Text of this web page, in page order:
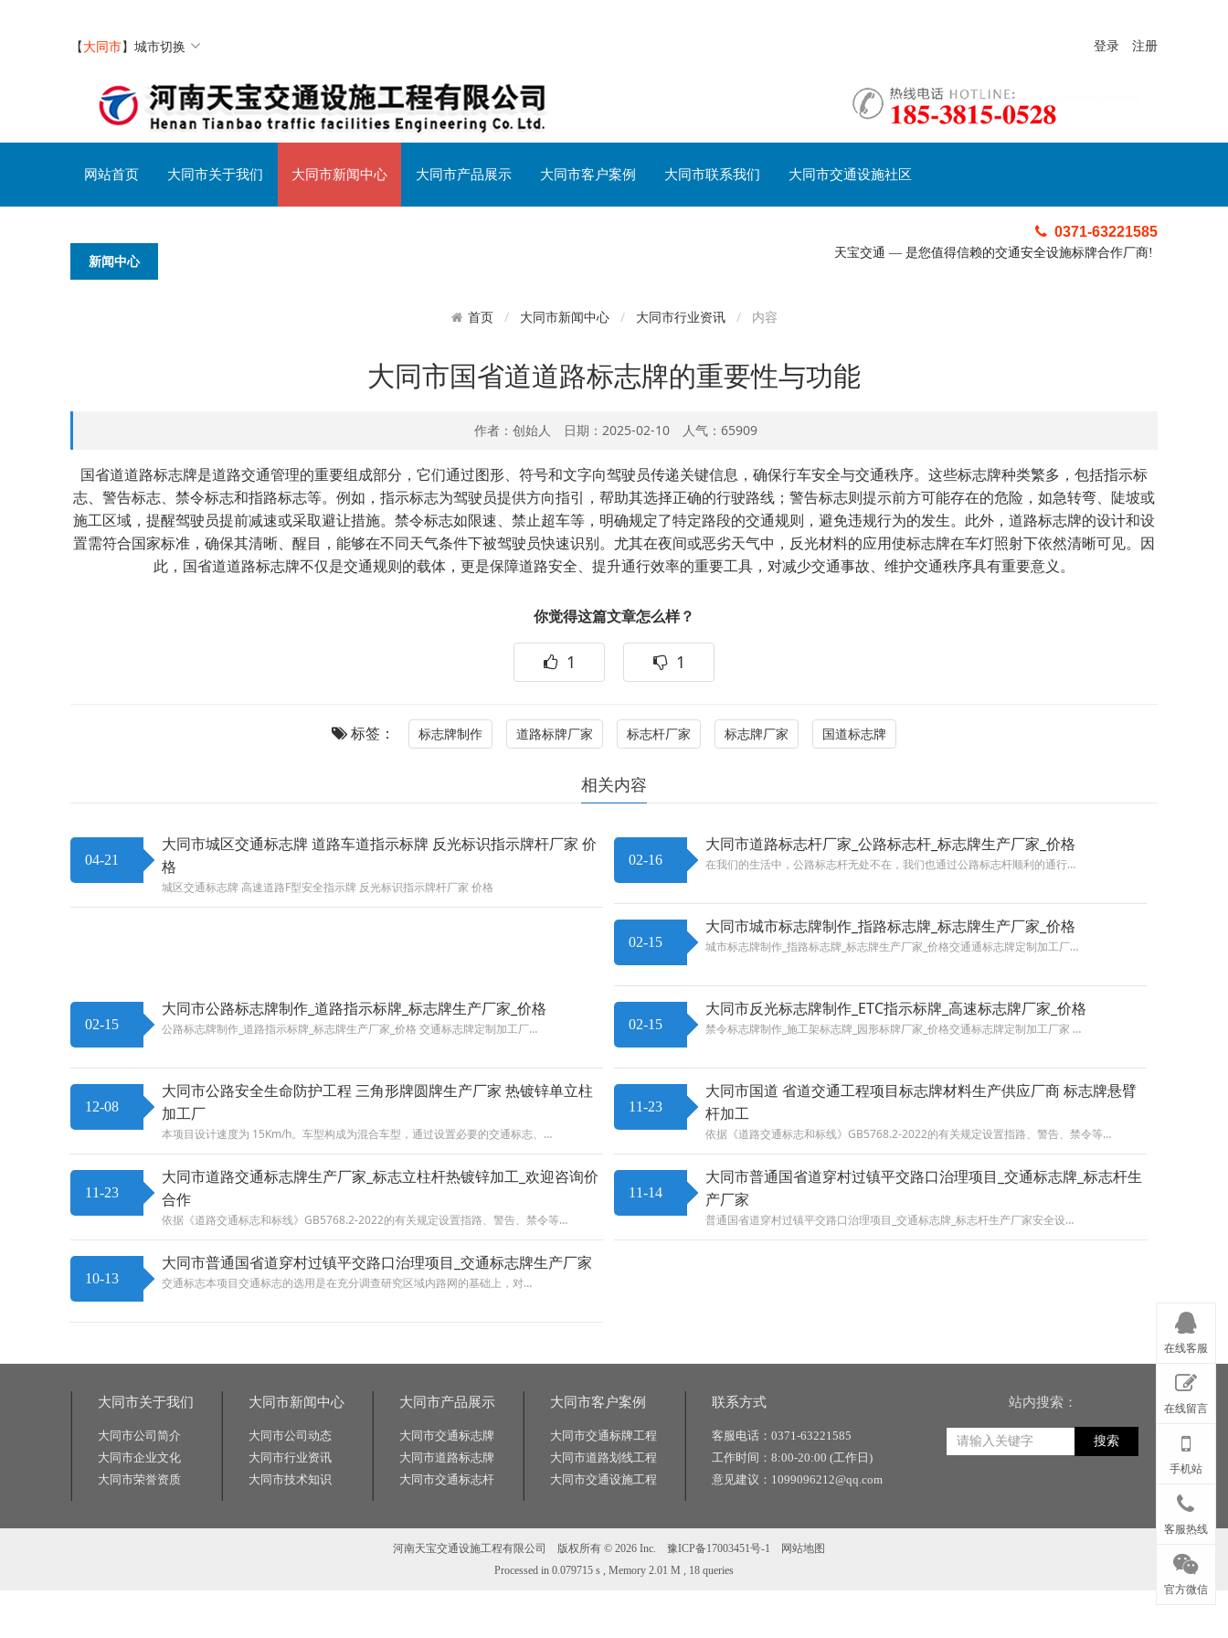
【大同市】 城市切换 登录 注册
网站首页 大同市关于我们 大同市新闻中心 大同市产品展示 大同市客户案例 大同市联系我们 大同市交通设施社区
新闻中心
0371-63221585
天宝交通 — 是您值得信赖的交通安全设施标牌合作厂商!
首页 大同市新闻中心 大同市行业资讯 内容
大同市国省道道路标志牌的重要性与功能
作者：创始人 日期：2025-02-10 人气：65909
国省道道路标志牌是道路交通管理的重要组成部分，它们通过图形、符号和文字向驾驶员传递关键信息，确保行车安全与交通秩序。这些标志牌种类繁多，包括指示标
志、警告标志、禁令标志和指路标志等。例如，指示标志为驾驶员提供方向指引，帮助其选择正确的行驶路线；警告标志则提示前方可能存在的危险，如急转弯、陡坡或
施工区域，提醒驾驶员提前减速或采取避让措施。禁令标志如限速、禁止超车等，明确规定了特定路段的交通规则，避免违规行为的发生。此外，道路标志牌的设计和设
置需符合国家标准，确保其清晰、醒目，能够在不同天气条件下被驾驶员快速识别。尤其在夜间或恶劣天气中，反光材料的应用使标志牌在车灯照射下依然清晰可见。因
此，国省道道路标志牌不仅是交通规则的载体，更是保障道路安全、提升通行效率的重要工具，对减少交通事故、维护交通秩序具有重要意义。
你觉得这篇文章怎么样？
1 1
标签： 标志牌制作 道路标牌厂家 标志杆厂家 标志牌厂家 国道标志牌
相关内容
04-21
大同市城区交通标志牌 道路车道指示标牌 反光标识指示牌杆厂家 价
格
城区交通标志牌 高速道路F型安全指示牌 反光标识指示牌杆厂家 价格
02-16
大同市道路标志杆厂家_公路标志杆_标志牌生产厂家_价格
在我们的生活中，公路标志杆无处不在，我们也通过公路标志杆顺利的通行…
02-15
大同市城市标志牌制作_指路标志牌_标志牌生产厂家_价格
城市标志牌制作_指路标志牌_标志牌生产厂家_价格交通通标志牌定制加工厂…
02-15
大同市公路标志牌制作_道路指示标牌_标志牌生产厂家_价格
公路标志牌制作_道路指示标牌_标志牌生产厂家_价格 交通标志牌定制加工厂… 02-15
大同市反光标志牌制作_ETC指示标牌_高速标志牌厂家_价格
禁令标志牌制作_施工架标志牌_园形标牌厂家_价格交通标志牌定制加工厂家 …
12-08
大同市公路安全生命防护工程 三角形牌圆牌生产厂家 热镀锌单立柱
加工厂
本项目设计速度为 15Km/h。车型构成为混合车型，通过设置必要的交通标志、…
11-23
大同市国道 省道交通工程项目标志牌材料生产供应厂商 标志牌悬臂
杆加工
依据《道路交通标志和标线》GB5768.2-2022的有关规定设置指路、警告、禁令等…
11-23
大同市道路交通标志牌生产厂家_标志立柱杆热镀锌加工_欢迎咨询价
合作
依据《道路交通标志和标线》GB5768.2-2022的有关规定设置指路、警告、禁令等…
11-14
大同市普通国省道穿村过镇平交路口治理项目_交通标志牌_标志杆生
产厂家
普通国省道穿村过镇平交路口治理项目_交通标志牌_标志杆生产厂家安全设…
10-13
大同市普通国省道穿村过镇平交路口治理项目_交通标志牌生产厂家
交通标志本项目交通标志的选用是在充分调查研究区域内路网的基础上，对…
大同市关于我们
大同市公司简介
大同市企业文化
大同市荣誉资质
大同市新闻中心
大同市公司动态
大同市行业资讯
大同市技术知识
大同市产品展示
大同市交通标志牌
大同市道路标志牌
大同市交通标志杆
大同市客户案例
大同市交通标牌工程
大同市道路划线工程
大同市交通设施工程
联系方式
客服电话：0371-63221585
工作时间：8:00-20:00 (工作日)
意见建议：1099096212@qq.com
站内搜索：
搜索
河南天宝交通设施工程有限公司 版权所有 © 2026 Inc. 豫ICP备17003451号-1
网站地图
Processed in 0.079715 s , Memory 2.01 M , 18 queries
在线客服
在线留言
手机站
客服热线
官方微信